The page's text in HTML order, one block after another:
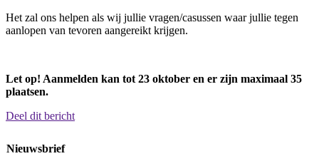
Het zal ons helpen als wij jullie vragen/casussen waar jullie tegen
aanlopen van tevoren aangereikt krijgen.
Let op! Aanmelden kan tot 23 oktober en er zijn maximaal 35
plaatsen.
Deel dit bericht
Nieuwsbrief